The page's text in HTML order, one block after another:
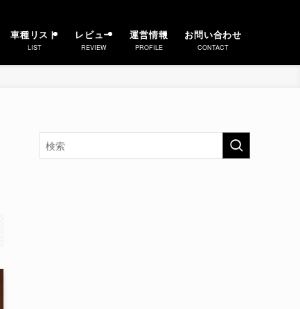
車種リスト
LIST
レビュー
REVIEW
運営情報
PROFILE
お問い合わせ
CONTACT